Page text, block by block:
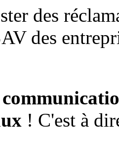
des
des
! C'est à